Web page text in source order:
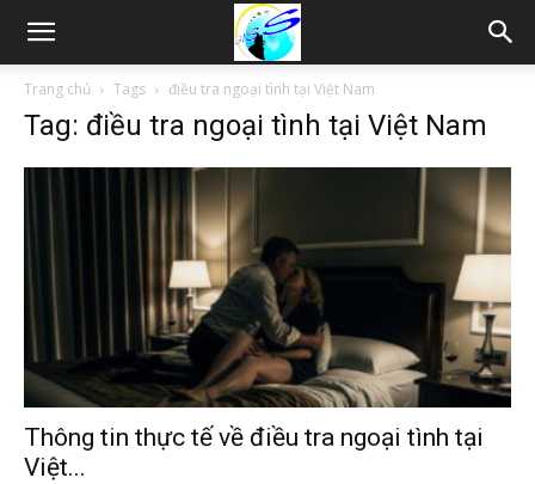
Thám
Phòng,
Tham
Trang chủ Tags điều tra ngoại tình tại Việt Nam
Tag: điều tra ngoại tình tại Việt Nam
Thông tin thực tế về điều tra ngoại tình tại
Việt...